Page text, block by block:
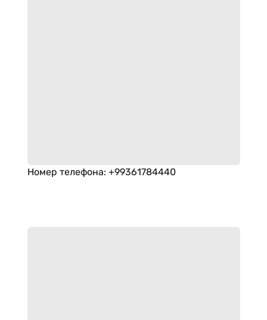
Номер телефона: +99361784440